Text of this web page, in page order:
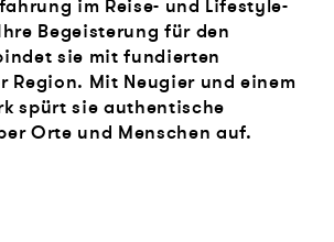
im Reise- und Lifestyle-
Begeisterung für den
sie mit fundierten
Region. Mit Neugier und einem
spürt sie authentische
Orte und Menschen auf.